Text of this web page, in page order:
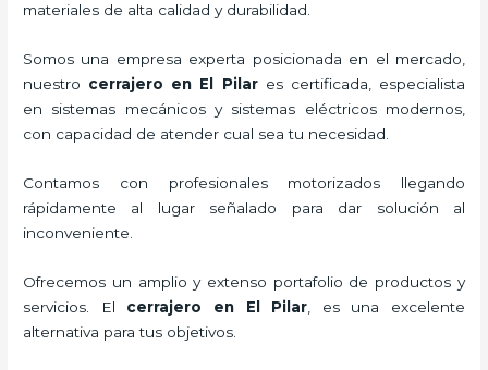
materiales de alta calidad y durabilidad.
Somos una empresa experta posicionada en el mercado,
nuestro cerrajero en El Pilares certificada, especialista
en sistemas mecánicos y sistemas eléctricos modernos,
con capacidad de atender cual sea tu necesidad.
Contamos con profesionales motorizados llegando
rápidamente al lugar señalado para dar solución al
inconveniente.
Ofrecemos un amplio y extenso portafolio de productos y
servicios. El cerrajero en El Pilar , es una excelente
alternativa para tus objetivos.